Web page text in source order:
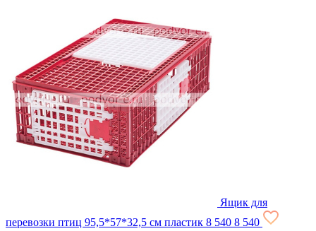
Ящик для
перевозки птиц 95,5*57*32,5 см пластик 8 540 8 540